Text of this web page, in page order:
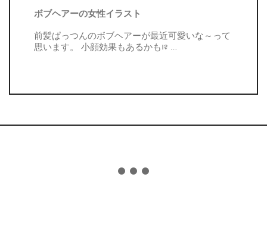
ボブヘアーの女性イラスト
前髪ぱっつんのボブヘアーが最近可愛いな～って
思います。 小顔効果もあるかも!? …